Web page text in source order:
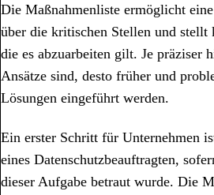
Die Maßnahmenliste ermöglicht
über die kritischen Stellen und stellt
die es abzuarbeiten gilt. Je präziser
Ansätze sind, desto früher und
Lösungen eingeführt werden.
Ein erster Schritt für Unternehmen
eines Datenschutzbeauftragten,
dieser Aufgabe betraut wurde. Die